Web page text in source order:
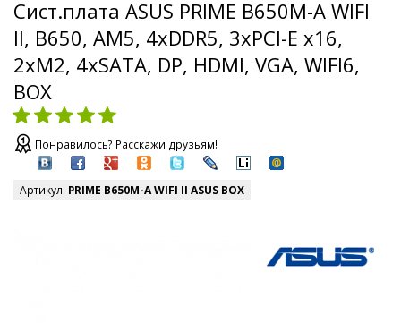
Сист.плата ASUS PRIME B650M-A WIFI
II, B650, AM5, 4xDDR5, 3xPCI-E x16,
2xM2, 4xSATA, DP, HDMI, VGA, WIFI6,
BOX
Понравилось? Расскажи друзьям!
Артикул: PRIME B650M-A WIFI II ASUS BOX